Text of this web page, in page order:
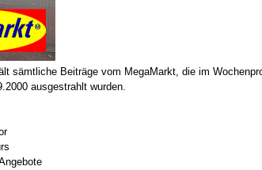
sämtliche Beiträge vom MegaMarkt, die im
ausgestrahlt wurden.